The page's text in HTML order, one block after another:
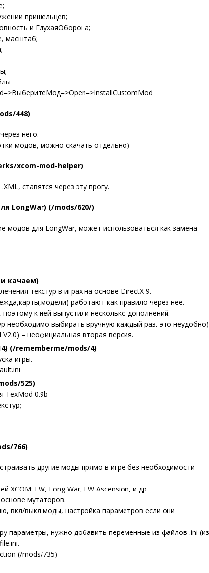
пришельцев;
и ГлухаяОборона;
масштаб;
448)
него.
модов, можно скачать отдельно)
xcom-mod-helper)
ставятся через эту прогу.
LongWar) (/mods/620/)
модов для LongWar, может использоваться как замена
и качаем)
текстур в играх на основе DirectX 9.
работают как правило через нее.
к ней выпустили несколько дополнений.
необходимо выбирать вручную каждый раз, это неудобно)
– неофициальная вторая версия.
(/rememberme/mods/4)
игры.
525)
TexMod 0.9b
766)
другие моды прямо в игре без необходимости
XCOM: EW, Long War, LW Ascension, и др.
мутаторов.
вкл/выкл моды, настройка параметров если они
параметры, нужно добавить переменные из файлов .ini (из
(/mods/735)